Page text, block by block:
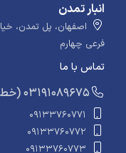
انبار تمدن
اصفهان، پل تمدن،
فرعی چهارم
تماس با ما
​​​ (40 خط) 03191089675
09133760771
09133760772
09133760773